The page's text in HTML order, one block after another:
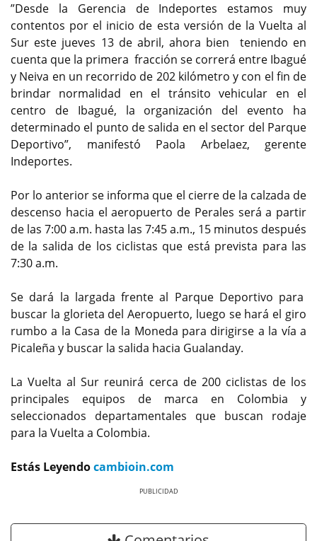
”Desde la Gerencia de Indeportes estamos muy
contentos por el inicio de esta versión de la Vuelta al
Sur este jueves 13 de abril, ahora bien teniendo en
cuenta que la primera fracción se correrá entre Ibagué
y Neiva en un recorrido de 202 kilómetro y con el fin de
brindar normalidad en el tránsito vehicular en el
centro de Ibagué, la organización del evento ha
determinado el punto de salida en el sector del Parque
Deportivo”, manifestó Paola Arbelaez, gerente
Indeportes.
Por lo anterior se informa que el cierre de la calzada de
descenso hacia el aeropuerto de Perales será a partir
de las 7:00 a.m. hasta las 7:45 a.m., 15 minutos después
de la salida de los ciclistas que está prevista para las
7:30 a.m.
Se dará la largada frente al Parque Deportivo para
buscar la glorieta del Aeropuerto, luego se hará el giro
rumbo a la Casa de la Moneda para dirigirse a la vía a
Picaleña y buscar la salida hacia Gualanday.
La Vuelta al Sur reunirá cerca de 200 ciclistas de los
principales equipos de marca en Colombia y
seleccionados departamentales que buscan rodaje
para la Vuelta a Colombia.
Estás Leyendocambioin.com